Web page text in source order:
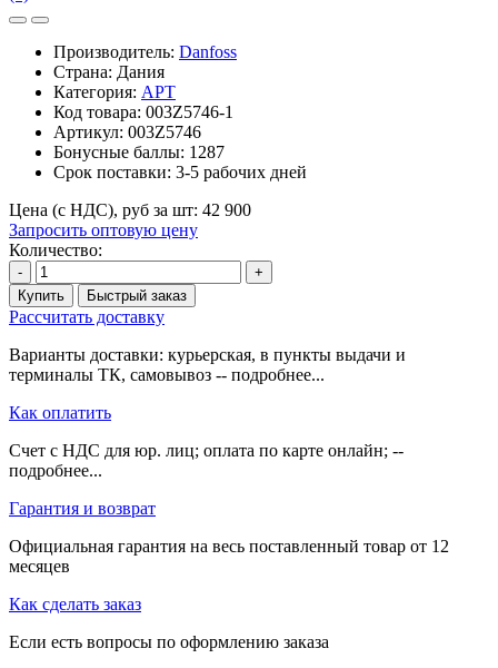
Производитель: Danfoss
Страна: Дания
Категория: APT
Код товара: 003Z5746-1
Артикул: 003Z5746
Бонусные баллы: 1287
Срок поставки: 3-5 рабочих дней
Цена (с НДС), руб за шт: 42 900
Запросить оптовую цену
Количество:
-
+
Купить
Быстрый заказ
Рассчитать доставку
Варианты доставки: курьерская, в пункты выдачи и
терминалы ТК, самовывоз -- подробнее...
Как оплатить
Счет с НДС для юр. лиц; оплата по карте онлайн; --
подробнее...
Гарантия и возврат
Официальная гарантия на весь поставленный товар от 12
месяцев
Как сделать заказ
Если есть вопросы по оформлению заказа